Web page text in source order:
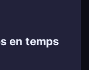
en temps